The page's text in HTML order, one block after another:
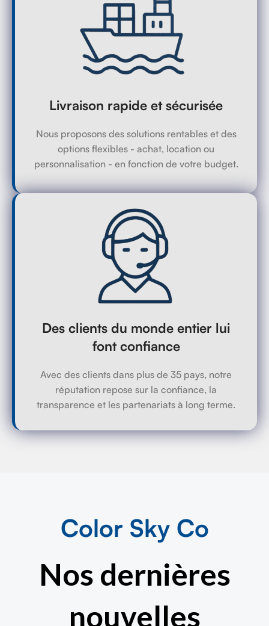
Livraison rapide et sécurisée
Nous proposons des solutions rentables et des
options flexibles - achat, location ou
personnalisation - en fonction de votre budget.
Des clients du monde entier lui
font confiance
Avec des clients dans plus de 35 pays, notre
réputation repose sur la confiance, la
transparence et les partenariats à long terme.
Color Sky Co
Nos dernières
nouvelles